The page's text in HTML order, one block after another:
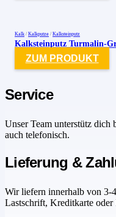
Kalk / Kalkputze / Kalksteinputz
Kalksteinputz Turmalin-
ZUM PRODUKT
Service
Unser Team unterstütz dich
auch telefonisch.
Lieferung &
Wir liefern innerhalb von 3-
Lastschrift, Kreditkarte